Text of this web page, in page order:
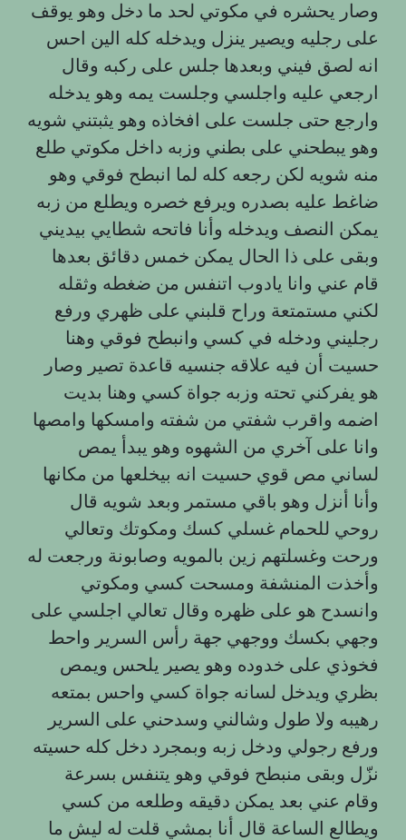
وصار يحشره في مكوتي لحد ما دخل وهو يوقف
على رجليه ويصير ينزل ويدخله كله الين احس
انه لصق فيني وبعدها جلس على ركبه وقال
ارجعي عليه واجلسي وجلست يمه وهو يدخله
وارجع حتى جلست على افخاذه وهو يثبتني شويه
وهو يبطحني على بطني وزبه داخل مكوتي طلع
منه شويه لكن رجعه كله لما انبطح فوقي وهو
ضاغط عليه بصدره ويرفع خصره ويطلع من زبه
يمكن النصف ويدخله وأنا فاتحه شطايي بيديني
وبقى على ذا الحال يمكن خمس دقائق بعدها
قام عني وانا يادوب اتنفس من ضغطه وثقله
لكني مستمتعة وراح قلبني على ظهري ورفع
رجليني ودخله في كسي وانبطح فوقي وهنا
حسيت أن فيه علاقه جنسيه قاعدة تصير وصار
هو يفركني تحته وزبه جواة كسي وهنا بديت
اضمه واقرب شفتي من شفته وامسكها وامصها
وانا على آخري من الشهوه وهو يبدأ يمص
لساني مص قوي حسيت انه بيخلعها من مكانها
وأنا أنزل وهو باقي مستمر وبعد شويه قال
روحي للحمام غسلي كسك ومكوتك وتعالي
ورحت وغسلتهم زين بالمويه وصابونة ورجعت له
وأخذت المنشفة ومسحت كسي ومكوتي
وانسدح هو على ظهره وقال تعالي اجلسي على
وجهي بكسك ووجهي جهة رأس السرير واحط
فخوذي على خدوده وهو يصير يلحس ويمص
بظري ويدخل لسانه جواة كسي واحس بمتعه
رهيبه ولا طول وشالني وسدحني على السرير
ورفع رجولي ودخل زبه وبمجرد دخل كله حسيته
نزّل وبقى منبطح فوقي وهو يتنفس بسرعة
وقام عني بعد يمكن دقيقه وطلعه من كسي
ويطالع الساعة قال أنا بمشي قلت له ليش ما